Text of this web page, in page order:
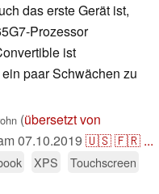
das erste Gerät ist,
Prozessor
ist
paar Schwächen zu
(übersetzt von
07.10.2019 🇺🇸🇫🇷 ...
XPS
Touchscreen